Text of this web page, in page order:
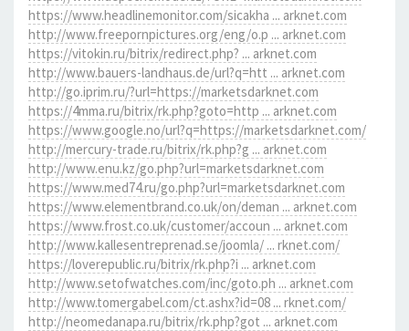
https://www.headlinemonitor.com/sicakha ... arknet.com
http://www.freepornpictures.org/eng/o.p ... arknet.com
https://vitokin.ru/bitrix/redirect.php? ... arknet.com
http://www.bauers-landhaus.de/url?q=htt ... arknet.com
http://go.iprim.ru/?url=https://marketsdarknet.com
https://4mma.ru/bitrix/rk.php?goto=http ... arknet.com
https://www.google.no/url?q=https://marketsdarknet.com/
http://mercury-trade.ru/bitrix/rk.php?g ... arknet.com
http://www.enu.kz/go.php?url=marketsdarknet.com
https://www.med74.ru/go.php?url=marketsdarknet.com
https://www.elementbrand.co.uk/on/deman ... arknet.com
https://www.frost.co.uk/customer/accoun ... arknet.com
http://www.kallesentreprenad.se/joomla/ ... rknet.com/
https://loverepublic.ru/bitrix/rk.php?i ... arknet.com
http://www.setofwatches.com/inc/goto.ph ... arknet.com
http://www.tomergabel.com/ct.ashx?id=08 ... rknet.com/
http://neomedanapa.ru/bitrix/rk.php?got ... arknet.com